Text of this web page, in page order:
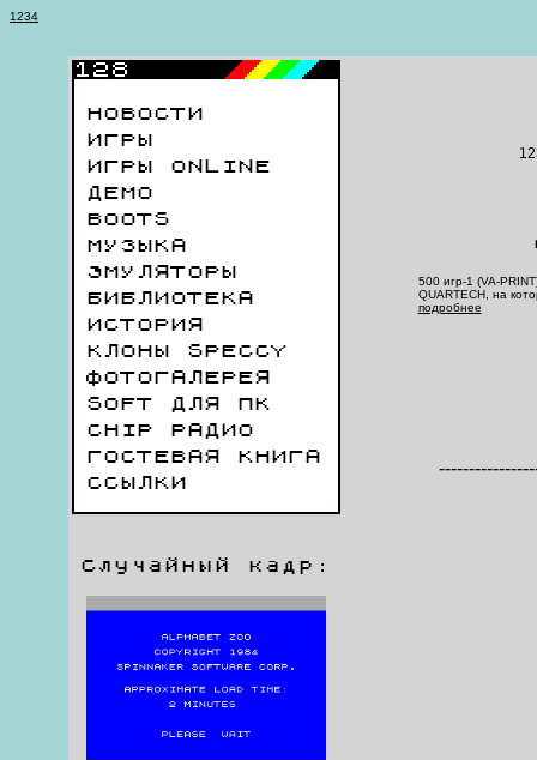
1234
НОВОСТИ
ИГРЫ
ИГРЫ ONLINE
ДЕМО
BOOTS
МУЗЫКА
ЭМУЛЯТОРЫ
БИБЛИОТЕКА
ИСТОРИЯ
КЛОНЫ SPECCY
ФОТОГАЛЕРЕЯ
SOFT ДЛЯ ПК
CHIP РАДИО
ГОСТЕВАЯ КНИГА
ССЫЛКИ
Случайный кадр:
500 игр-1 (VA-
QUARTECH, на
подробнее